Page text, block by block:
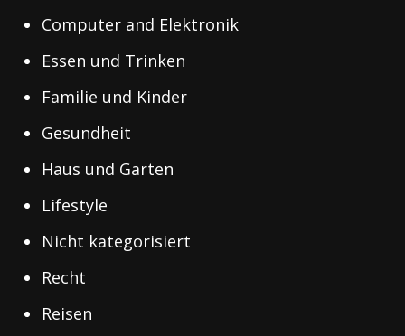
Computer and Elektronik
Essen und Trinken
Familie und Kinder
Gesundheit
Haus und Garten
Lifestyle
Nicht kategorisiert
Recht
Reisen